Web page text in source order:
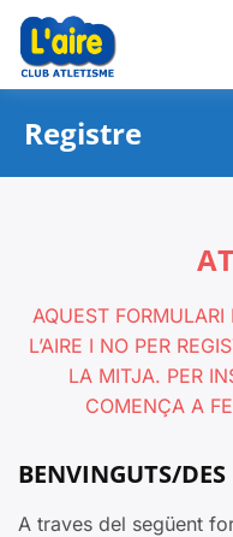
Skip
content
Registre
AQUEST
L’AIRE I NO PER
LA MITJA. PER
COMENÇA A
BENVINGUTS/DES
A traves del següent